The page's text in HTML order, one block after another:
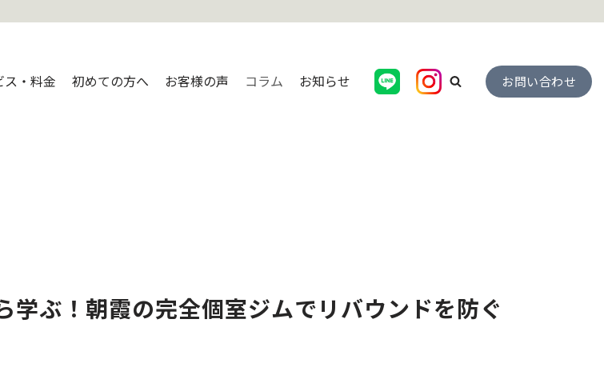
ス・料金 初めての方へ お客様の声 コラム お知らせ お問い合わせ
ぶ！朝霞の完全個室ジムでリバウンドを防ぐ